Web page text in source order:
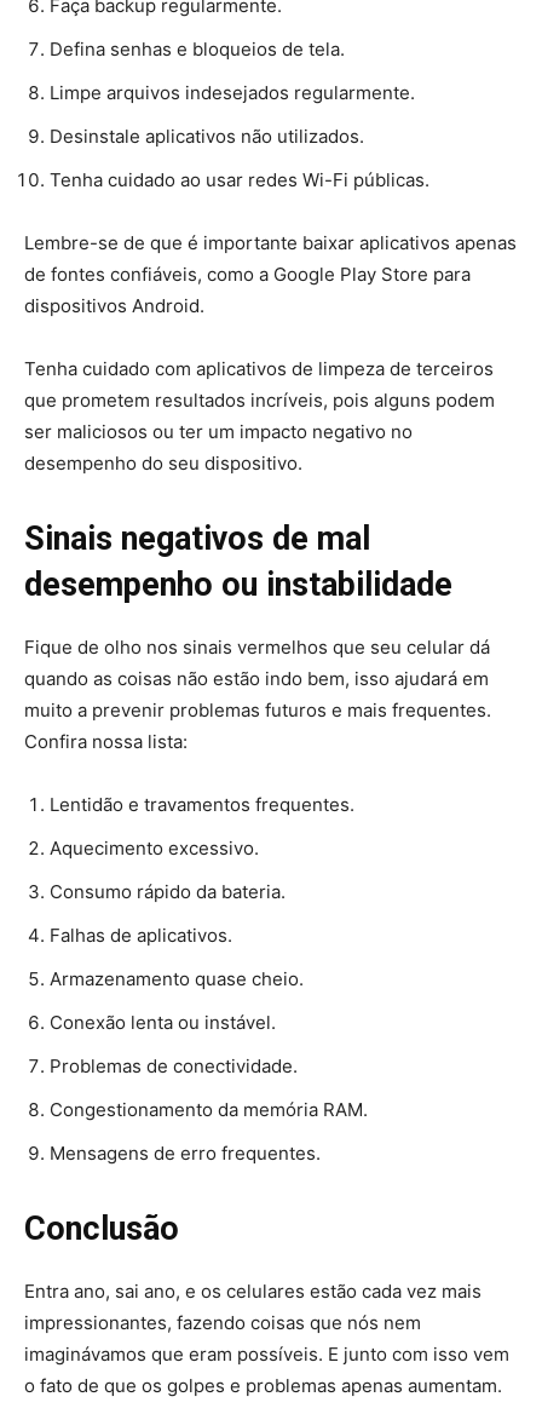
Faça backup regularmente.
Defina senhas e bloqueios de tela.
Limpe arquivos indesejados regularmente.
Desinstale aplicativos não utilizados.
Tenha cuidado ao usar redes Wi-Fi públicas.
Lembre-se de que é importante baixar aplicativos apenas
de fontes confiáveis, como a Google Play Store para
dispositivos Android.
Tenha cuidado com aplicativos de limpeza de terceiros
que prometem resultados incríveis, pois alguns podem
ser maliciosos ou ter um impacto negativo no
desempenho do seu dispositivo.
Sinais negativos de mal
desempenho ou instabilidade
Fique de olho nos sinais vermelhos que seu celular dá
quando as coisas não estão indo bem, isso ajudará em
muito a prevenir problemas futuros e mais frequentes.
Confira nossa lista:
Lentidão e travamentos frequentes.
Aquecimento excessivo.
Consumo rápido da bateria.
Falhas de aplicativos.
Armazenamento quase cheio.
Conexão lenta ou instável.
Problemas de conectividade.
Congestionamento da memória RAM.
Mensagens de erro frequentes.
Conclusão
Entra ano, sai ano, e os celulares estão cada vez mais
impressionantes, fazendo coisas que nós nem
imaginávamos que eram possíveis. E junto com isso vem
o fato de que os golpes e problemas apenas aumentam.